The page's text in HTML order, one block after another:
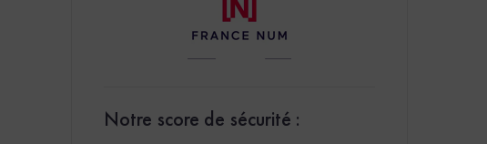
Notre score de sécurité :